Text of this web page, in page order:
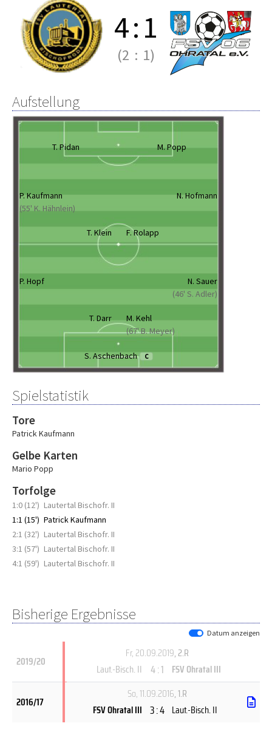
4:1
(2 : 1)
Aufstellung
T. Pidan M. Popp
P. Kaufmann
(55' K. Hähnlein)
N. Hofmann
T. Klein F. Rolapp
P. Hopf
N. Sauer
(46' S. Adler)
T. Darr
M. Kehl
(67' B. Meyer)
S. Aschenbach C
Spielstatistik
Tore
Patrick Kaufmann
Gelbe Karten
Mario Popp
Torfolge
1:0 (12') Lautertal Bischofr. II
1:1 (15') Patrick Kaufmann
2:1 (32') Lautertal Bischofr. II
3:1 (57') Lautertal Bischofr. II
4:1 (59') Lautertal Bischofr. II
Bisherige Ergebnisse
Datum anzeigen
2019/20
Fr, 20.09.2019, 2.R
Laut.-Bisch. II 4 : 1 FSV Ohratal III
2016/17
So, 11.09.2016, 1.R
FSV Ohratal III 3 : 4 Laut.-Bisch. II